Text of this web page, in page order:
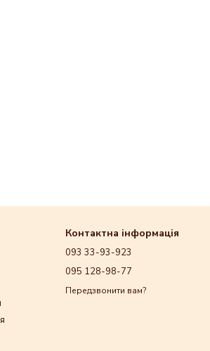
Контактна інформація
093 33-93-923
095 128-98-77
Передзвонити вам?